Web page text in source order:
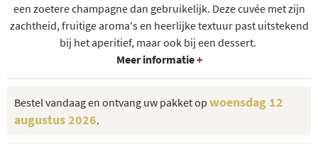
een zoetere champagne dan gebruikelijk. Deze cuvée met zijn
zachtheid, fruitige aroma's en heerlijke textuur past uitstekend
bij het aperitief, maar ook bij een dessert.
Meer informatie+
Bestel vandaag en ontvang uw pakket op woensdag 12
augustus 2026.